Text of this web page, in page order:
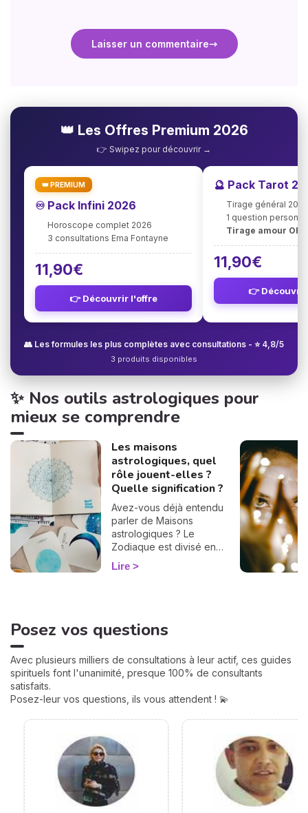
Laisser un commentaire
👑 Les Offres Premium 2026
👉 Swipez pour découvrir →
👑 PREMIUM
♾️ Pack Infini 2026
Horoscope complet 2026
3 consultations Ema Fontayne
11,90€
👉 Découvrir l'offre
🔮 Pack Tarot
Tirage général 2026
1 question
Tirage amour
11,90€
👉
👥 Les formules les plus complètes avec consultations - ⭐ 4,8/5
3 produits disponibles
✨ Nos outils astrologiques pour
mieux se comprendre
Les maisons
astrologiques, quel
rôle jouent-elles ?
Quelle signification ?
Avez-vous déjà entendu
parler de Maisons
astrologiques ? Le
Zodiaque est divisé en
douze Maisons et chacune
correspond à une sphère
naissance, elles jouent un
rôle très important pour
personnalité et votre avenir.
Voici leurs significations !
Lire
Posez vos questions
Avec plusieurs milliers de consultations à leur actif, ces guides
spirituels font l'unanimité, presque 100% de consultants
satisfaits.
Posez-leur vos questions, ils vous attendent ! 💫